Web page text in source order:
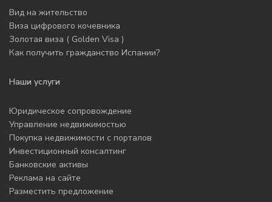
Вид на жительство
Виза цифрового кочевника
Золотая виза ( Golden Visa )
Как получить гражданство Испании?
Наши услуги
Юридическое сопровождение
Управление недвижимостью
Покупка недвижимости с порталов
Инвестиционный консалтинг
Банковские активы
Реклама на сайте
Разместить предложение